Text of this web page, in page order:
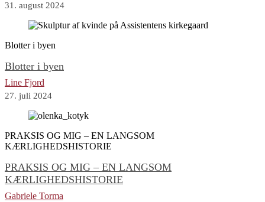
31. august 2024
Blotter i byen
Blotter i byen
Line Fjord
27. juli 2024
PRAKSIS OG MIG – EN LANGSOM
KÆRLIGHEDSHISTORIE
PRAKSIS OG MIG – EN LANGSOM
KÆRLIGHEDSHISTORIE
Gabriele Torma